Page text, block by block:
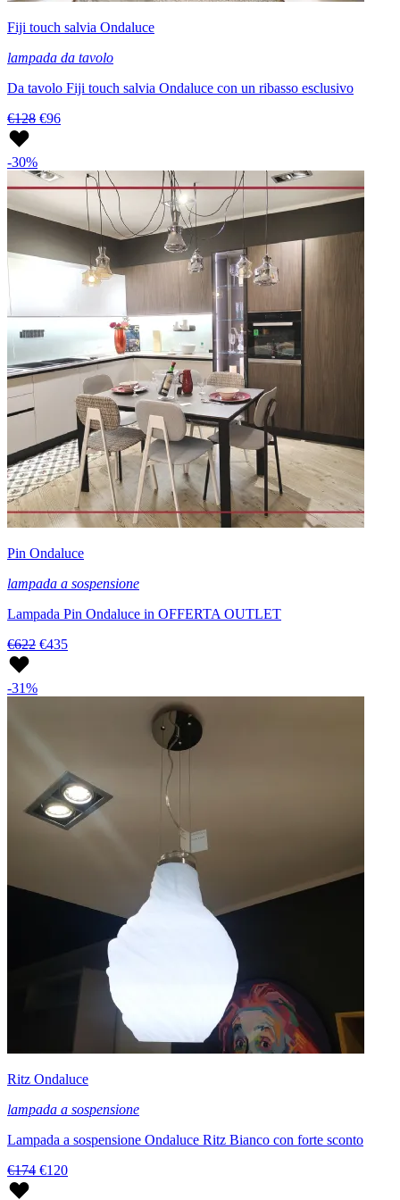
Fiji touch salvia Ondaluce
lampada da tavolo
Da tavolo Fiji touch salvia Ondaluce con un ribasso esclusivo
€128 €96
-30%
Pin Ondaluce
lampada a sospensione
Lampada Pin Ondaluce in OFFERTA OUTLET
€622 €435
-31%
Ritz Ondaluce
lampada a sospensione
Lampada a sospensione Ondaluce Ritz Bianco con forte sconto
€174 €120